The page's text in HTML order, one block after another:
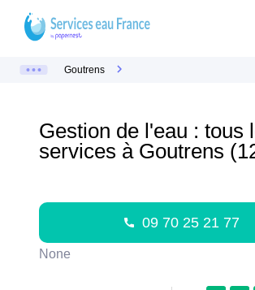
Goutrens
Gestion de l'eau : tous
services à Goutrens
09 70 25 21 77
None